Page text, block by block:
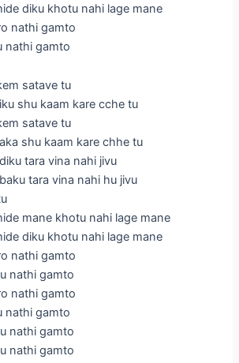
diku khotu nahi lage mane
nathi gamto
nathi gamto
satave tu
shu kaam kare cche tu
satave tu
shu kaam kare chhe tu
tara vina nahi jivu
tara vina nahi hu jivu
mane khotu nahi lage mane
diku khotu nahi lage mane
nathi gamto
nathi gamto
nathi gamto
nathi gamto
nathi gamto
nathi gamto